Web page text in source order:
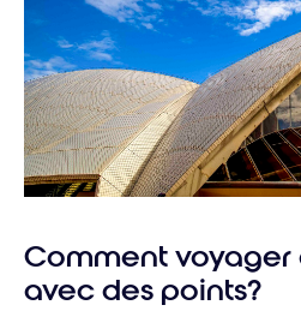
Comment voyager
avec des points?